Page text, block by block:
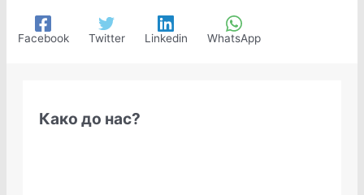
Facebook Twitter Linkedin WhatsApp
Како до нас?